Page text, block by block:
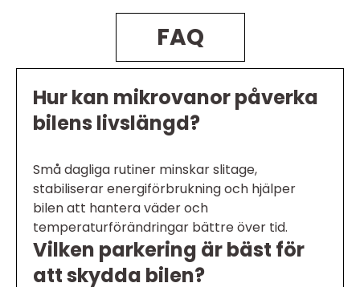
FAQ
Hur kan mikrovanor påverka
bilens livslängd?
Små dagliga rutiner minskar slitage,
stabiliserar energiförbrukning och hjälper
bilen att hantera väder och
temperaturförändringar bättre över tid.
Vilken parkering är bäst för
att skydda bilen?